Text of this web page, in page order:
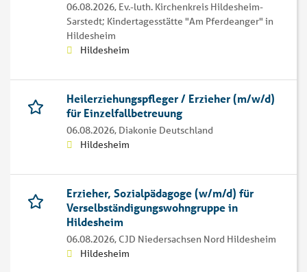
06.08.2026, Ev.-luth. Kirchenkreis Hildesheim-
Sarstedt; Kindertagesstätte "Am Pferdeanger" in
Hildesheim
Hildesheim
Heilerziehungspfleger / Erzieher (m/w/d)
für Einzelfallbetreuung
06.08.2026, Diakonie Deutschland
Hildesheim
Erzieher, Sozialpädagoge (w/m/d) für
Verselbständigungswohngruppe in
Hildesheim
06.08.2026, CJD Niedersachsen Nord Hildesheim
Hildesheim